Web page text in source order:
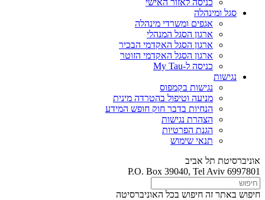
סגל ומינהלה
אגפים ומשרדי מינהלה
ארגון הסגל המנהלי
ארגון הסגל האקדמי הבכיר
ארגון הסגל האקדמי הזוטר
כניסה ל-My Tau
נגישות
נגישות בקמפוס
מניעה וטיפול בהטרדה מינית
הנחיות בדבר חוק חופש המידע
הצהרת נגישות
הגנת הפרטיות
תנאי שימוש
אוניברסיטת תל אביב
P.O. Box 39040, Tel Aviv 6997801
חיפוש באתר זה חיפוש בכל האוניברסיטה